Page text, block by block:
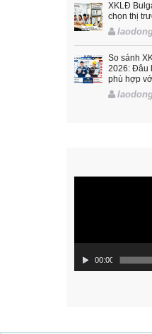
XKLĐ
chọn thị
So sánh
2026: Đâu
phù hợp
chơi
00:00